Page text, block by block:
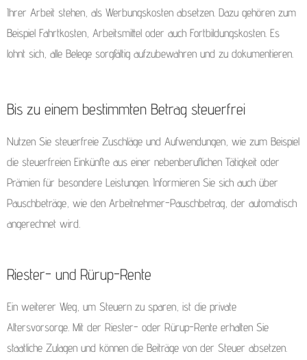
Ihrer Arbeit stehen, als Werbungskosten absetzen. Dazu gehören zum
Beispiel Fahrtkosten, Arbeitsmittel oder auch Fortbildungskosten. Es
lohnt sich, alle Belege sorgfältig aufzubewahren und zu dokumentieren.
Bis zu einem bestimmten Betrag steuerfrei
Nutzen Sie steuerfreie Zuschläge und Aufwendungen, wie zum Beispiel
die steuerfreien Einkünfte aus einer nebenberuflichen Tätigkeit oder
Prämien für besondere Leistungen. Informieren Sie sich auch über
Pauschbeträge, wie den Arbeitnehmer-Pauschbetrag, der automatisch
angerechnet wird.
Riester- und Rürup-Rente
Ein weiterer Weg, um Steuern zu sparen, ist die private
Altersvorsorge. Mit der Riester- oder Rürup-Rente erhalten Sie
staatliche Zulagen und können die Beiträge von der Steuer absetzen.